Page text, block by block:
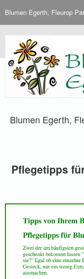
Blumen Egerth, Fleurop
Blumen Egerth,
Pflegetipps